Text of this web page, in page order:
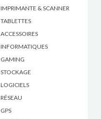
IMPRIMANTE & SCANNER
TABLETTES
ACCESSOIRES
INFORMATIQUES
GAMING
STOCKAGE
LOGICIELS
RÉSEAU
GPS